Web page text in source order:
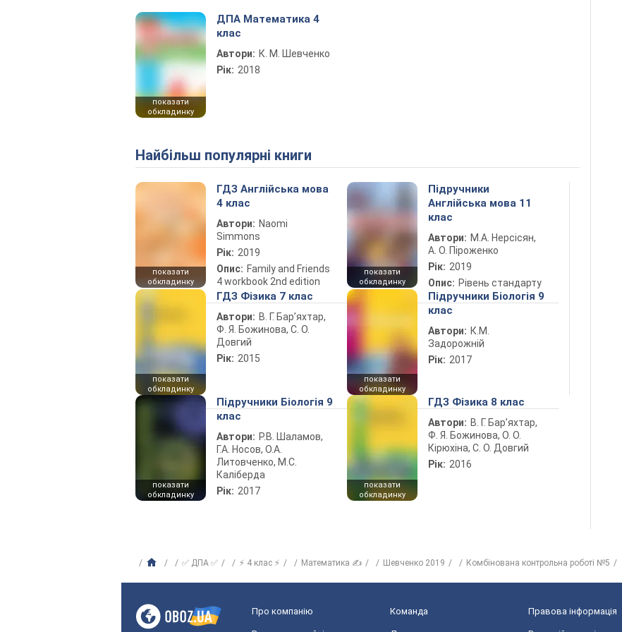
показати
обкладинку
ДПА Математика 4
клас
Автори: К. М. Шевченко
Рік: 2018
Найбільш популярні книги
показати
обкладинку
ГДЗ Англійська мова
4 клас
Автори: Naomi
Simmons
Рік: 2019
Опис: Family and Friends
4 workbook 2nd edition
показати
обкладинку
Підручники
Англійська мова 11
клас
Автори: М.А. Нерсісян,
А. О. Піроженко
Рік: 2019
Опис: Рівень стандарту
показати
обкладинку
ГДЗ Фізика 7 клас
Автори: В. Г. Бар’яхтар,
Ф. Я. Божинова, С. О.
Довгий
Рік: 2015
показати
обкладинку
Підручники Біологія 9
клас
Автори: К.М.
Задорожній
Рік: 2017
показати
обкладинку
Підручники Біологія 9
клас
Автори: Р.В. Шаламов,
Г.А. Носов, О.А.
Литовченко, М.С.
Каліберда
Рік: 2017
показати
обкладинку
ГДЗ Фізика 8 клас
Автори: В. Г. Бар’яхтар,
Ф. Я. Божинова, О. О.
Кірюхіна, С. О. Довгий
Рік: 2016
✅ ДПА ✅ ⚡ 4 клас ⚡ Математика ✍ Шевченко 2019 Комбінована контрольна роботі №5
Про компанію Команда Правова інформація